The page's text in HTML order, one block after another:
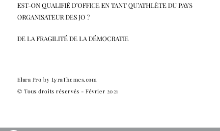
EST-ON QUALIFIÉ D’OFFICE EN TANT QU’ATHLÈTE DU PAYS
ORGANISATEUR DES JO ?
DE LA FRAGILITÉ DE LA DÉMOCRATIE
Elara Pro by LyraThemes.com
© Tous droits réservés - Février 2021